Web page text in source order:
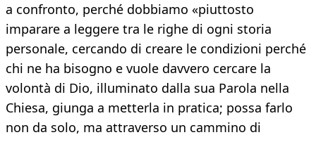
a confronto, perché dobbiamo «piuttosto
imparare a leggere tra le righe di ogni storia
personale, cercando di creare le condizioni perché
chi ne ha bisogno e vuole davvero cercare la
volontà di Dio, illuminato dalla sua Parola nella
Chiesa, giunga a metterla in pratica; possa farlo
non da solo, ma attraverso un cammino di